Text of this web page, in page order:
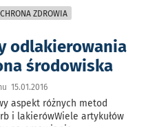
ZDROWIA
odlakierowania
środowiska
15.01.2016
aspekt różnych metod
i lakierówWiele artykułów